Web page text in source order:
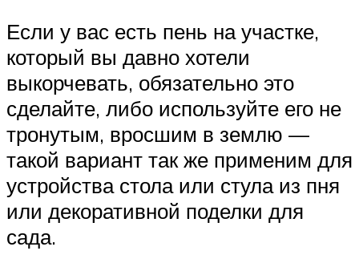
Если у вас есть пень на участке,
который вы давно хотели
выкорчевать, обязательно это
сделайте, либо используйте его не
тронутым, вросшим в землю —
такой вариант так же применим для
устройства стола или стула из пня
или декоративной поделки для
сада.